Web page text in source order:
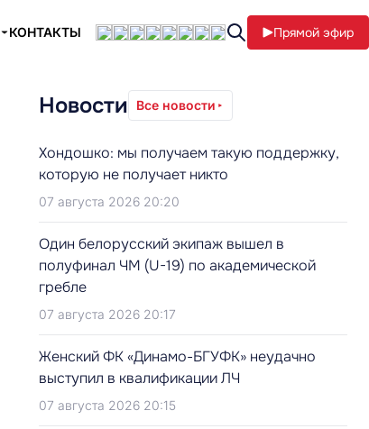
КОНТАКТЫ Прямой эфир
Новости Все новости
Хондошко: мы получаем такую поддержку,
которую не получает никто
07 августа 2026 20:20
Один белорусский экипаж вышел в
полуфинал ЧМ (U-19) по академической
гребле
07 августа 2026 20:17
Женский ФК «Динамо-БГУФК» неудачно
выступил в квалификации ЛЧ
07 августа 2026 20:15